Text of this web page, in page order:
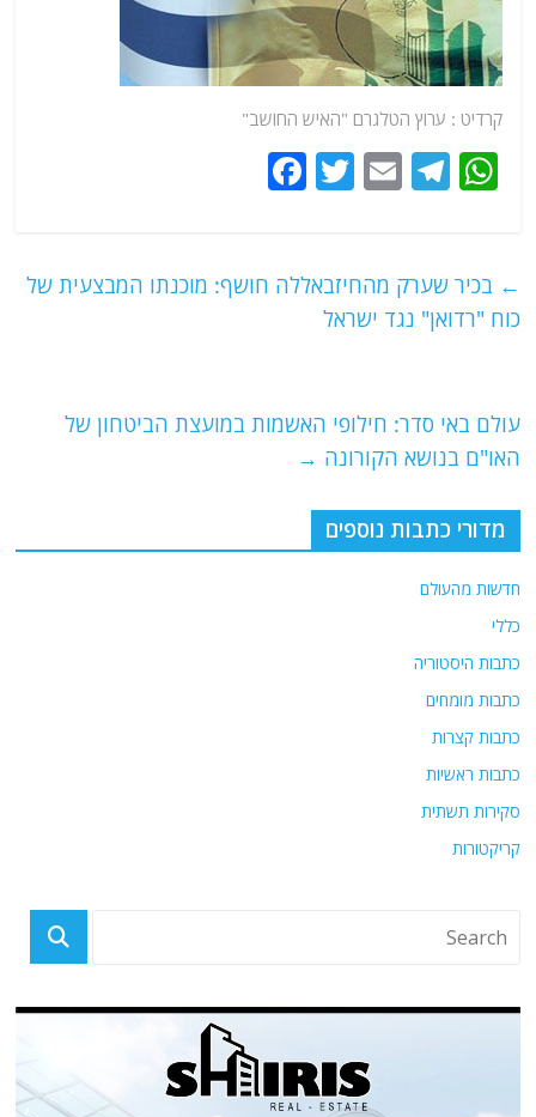
קרדיט : ערוץ הטלגרם "האיש החושב"
W
s
A
T
g
ra
E
l
T
er
e
k
← בכיר שערק מהחיזבאללה חושף: מוכנתו המבצעית של
כוח "רדואן" נגד ישראל
עולם באי סדר: חילופי האשמות במועצת הביטחון של
האו"ם בנושא הקורונה →
מדורי כתבות נוספים
חדשות מהעולם
כללי
כתבות היסטוריה
כתבות מומחים
כתבות קצרות
כתבות ראשיות
סקירות תשתית
קריקטורות